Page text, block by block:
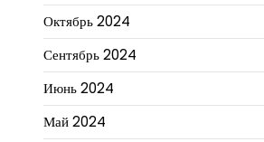
Октябрь 2024
Сентябрь 2024
Июнь 2024
Май 2024